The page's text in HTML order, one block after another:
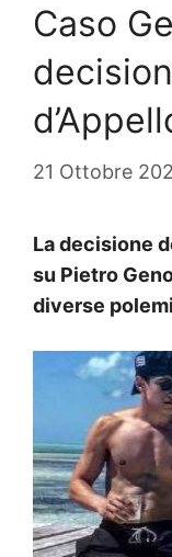
Caso
21 Ottobre
La decisione
su Pietro
diverse